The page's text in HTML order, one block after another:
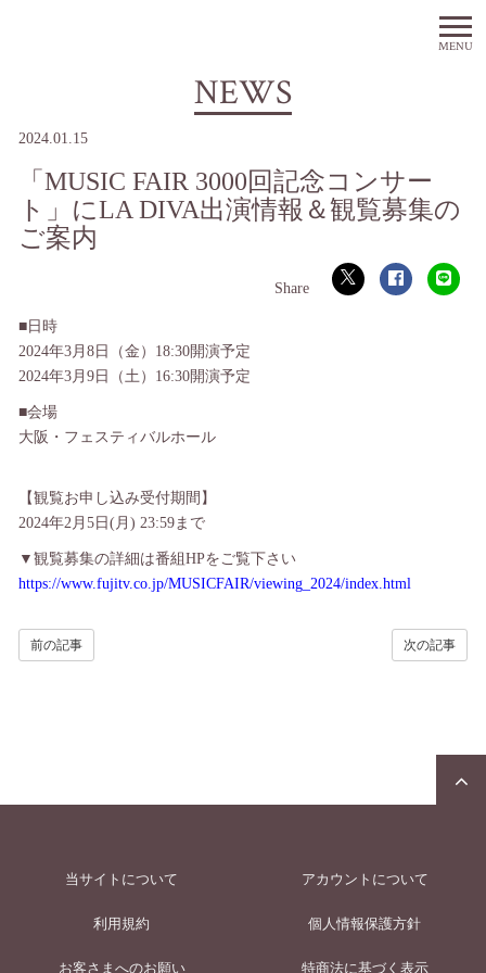
MENU
NEWS
2024.01.15
「MUSIC FAIR 3000回記念コンサー
ト」にLA DIVA出演情報＆観覧募集の
ご案内
■日時
2024年3月8日（金）18:30開演予定
2024年3月9日（土）16:30開演予定
■会場
大阪・フェスティバルホール
【観覧お申し込み受付期間】
2024年2月5日(月) 23:59まで
▼観覧募集の詳細は番組HPをご覧下さい
https://www.fujitv.co.jp/MUSICFAIR/viewing_2024/index.html
次の記事
前の記事
当サイトについて アカウントについて
利用規約 個人情報保護方針
お客さまへのお願い 特商法に基づく表示